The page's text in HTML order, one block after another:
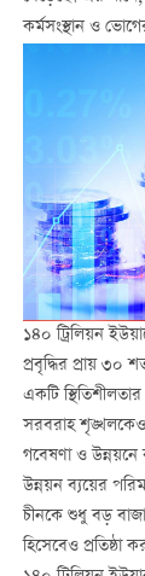
কর্মসংস্থান ও
১৪০ ট্রিলিয়ন
প্রবৃদ্ধির প্রায় ৩০
একটি
সরবরাহ
গবেষণা ও উন্নয়নে
উন্নয়ন ব্যয়ের
চীনকে শুধু বড়
হিসেবেও প্রতিষ্ঠা